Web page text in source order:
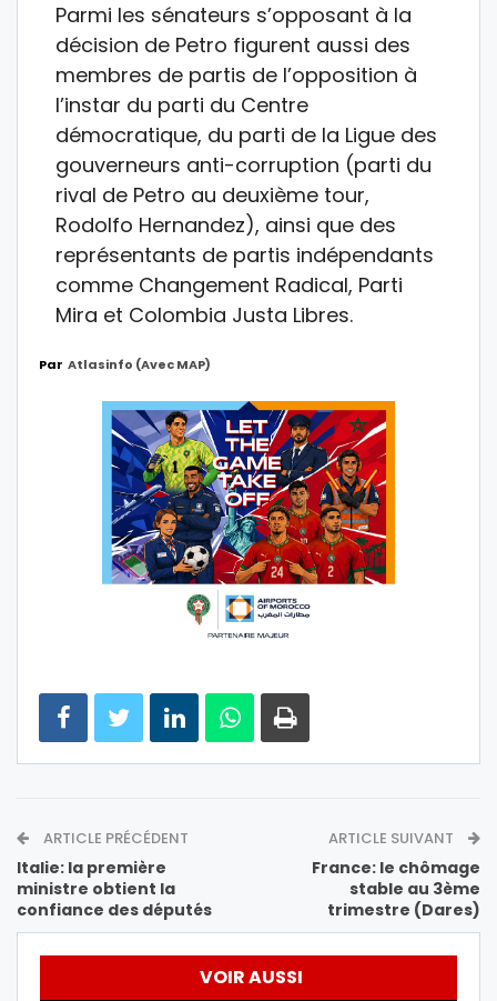
Parmi les sénateurs s’opposant à la
décision de Petro figurent aussi des
membres de partis de l’opposition à
l’instar du parti du Centre
démocratique, du parti de la Ligue des
gouverneurs anti-corruption (parti du
rival de Petro au deuxième tour,
Rodolfo Hernandez), ainsi que des
représentants de partis indépendants
comme Changement Radical, Parti
Mira et Colombia Justa Libres.
Par Atlasinfo (avec MAP)
ARTICLE PRÉCÉDENT
Italie: la première
ministre obtient la
confiance des députés
ARTICLE SUIVANT
France: le chômage
stable au 3ème
trimestre (Dares)
VOIR AUSSI